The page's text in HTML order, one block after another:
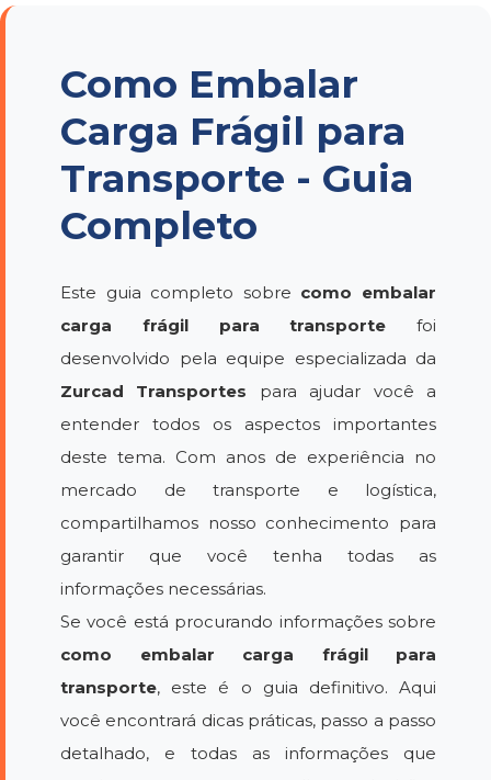
Como Embalar
Carga Frágil para
Transporte - Guia
Completo
Este guia completo sobre como embalar
carga frágil para transporte foi
desenvolvido pela equipe especializada da
Zurcad Transportes para ajudar você a
entender todos os aspectos importantes
deste tema. Com anos de experiência no
mercado de transporte e logística,
compartilhamos nosso conhecimento para
garantir que você tenha todas as
informações necessárias.
Se você está procurando informações sobre
como embalar carga frágil para
transporte, este é o guia definitivo. Aqui
você encontrará dicas práticas, passo a passo
detalhado, e todas as informações que